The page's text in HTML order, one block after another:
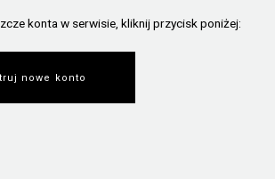
konta w serwisie, kliknij przycisk poniżej:
nowe konto